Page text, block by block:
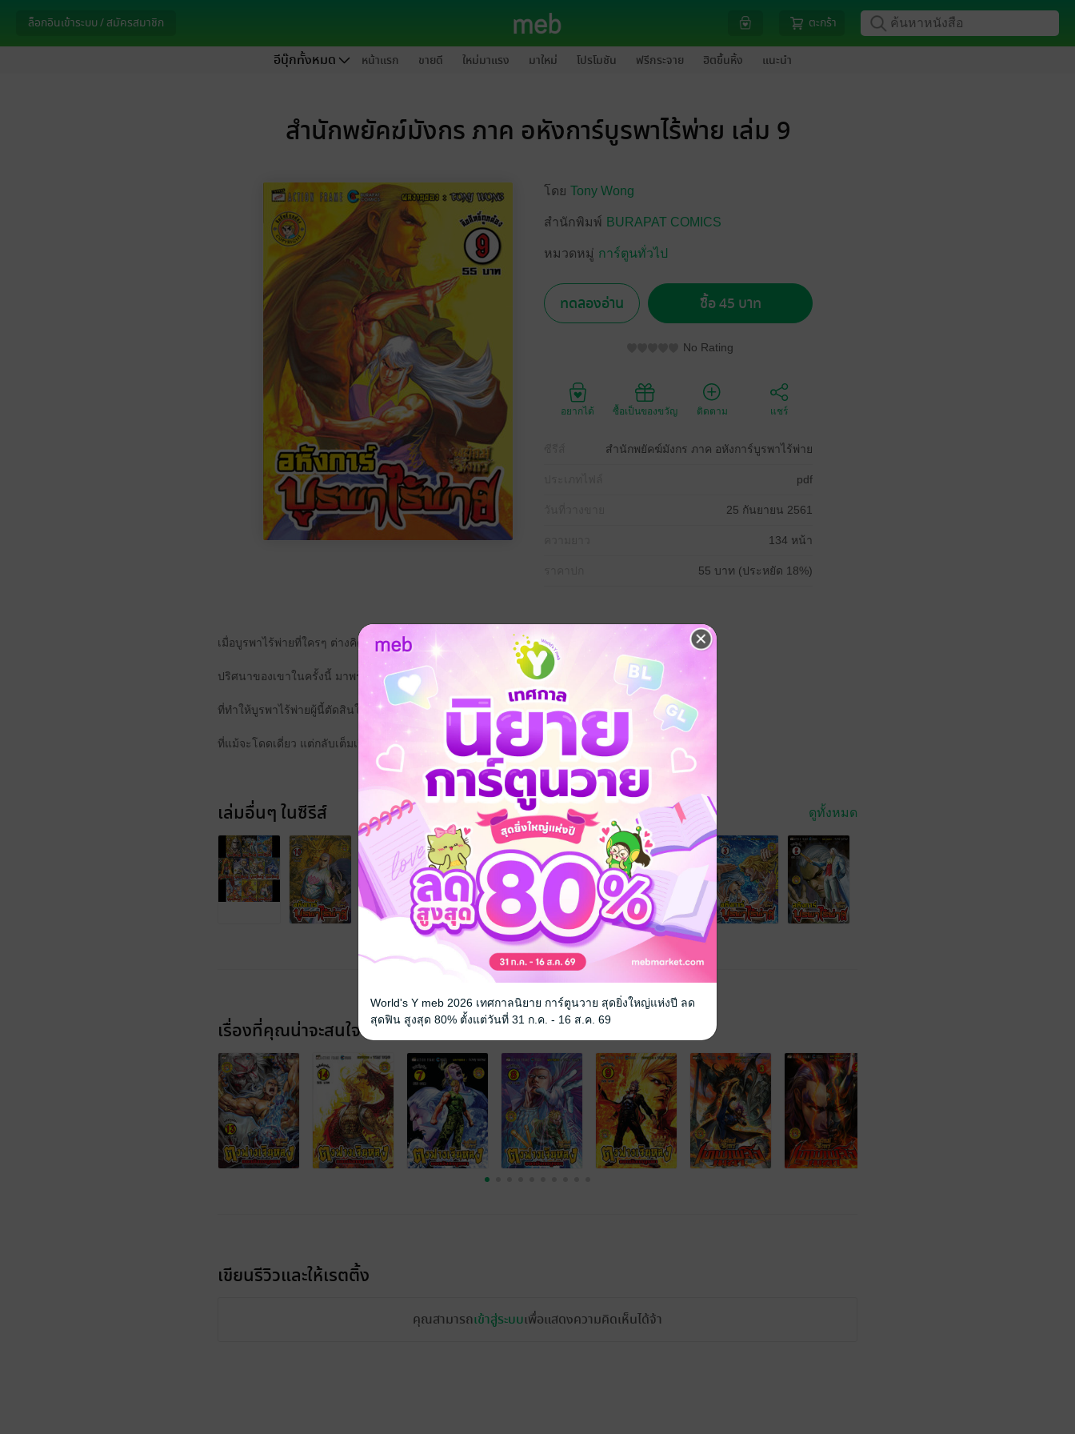
ล็อกอินเข้าระบบ / สมัครสมาชิก ตะกร้า
อีบุ๊กทั้งหมด หน้าแรก ขายดี ใหม่มาแรง มาใหม่ โปรโมชัน ฟรีกระจาย ฮิตขึ้นหิ้ง แนะนำ
สำนักพยัคฆ์มังกร ภาค อหังการ์บูรพาไร้พ่าย เล่ม 9
โดย Tony Wong
สำนักพิมพ์ BURAPAT COMICS
หมวดหมู่ การ์ตูนทั่วไป
ทดลองอ่าน ซื้อ 45 บาท
No Rating
อยากได้ ซื้อเป็นของขวัญ ติดตาม แชร์
สำนักพยัคฆ์มังกร ภาค อหังการ์บูรพาไร้พ่าย
pdf
25 กันยายน 2561
134 หน้า
55 บาท (ประหยัด 18%)
เมื่อบูรพาไร้พ่ายที่ใครๆ ต่างคิดว่าตายไปแล้ว กลับมาปรากฏตัวอีกครั้ง!
ปริศนาของเขาในครั้งนี้ มาพร้อมกับเรื่องราวในอดีต
ที่ทำให้บูรพาไร้พ่ายผู้นี้ตัดสินใจเลือกเส้นทางเดินแห่งราชัน
ที่แม้จะโดดเดี่ยว แต่กลับเต็มเปี่ยมไปด้วยความอหังการ์
เล่มอื่นๆ ในซีรีส์ ดูทั้งหมด
เรื่องที่คุณน่าจะสนใจ
เขียนรีวิวและให้เรตติ้ง
คุณสามารถเข้าสู่ระบบเพื่อแสดงความคิดเห็นได้จ้า
World's Y meb 2026 เทศกาลนิยาย การ์ตูนวาย สุดยิ่งใหญ่แห่งปี ลด
สุดฟิน สูงสุด 80% ตั้งแต่วันที่ 31 ก.ค. - 16 ส.ค. 69